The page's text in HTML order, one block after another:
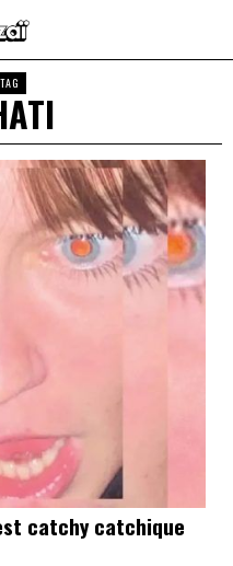
catchy catchique